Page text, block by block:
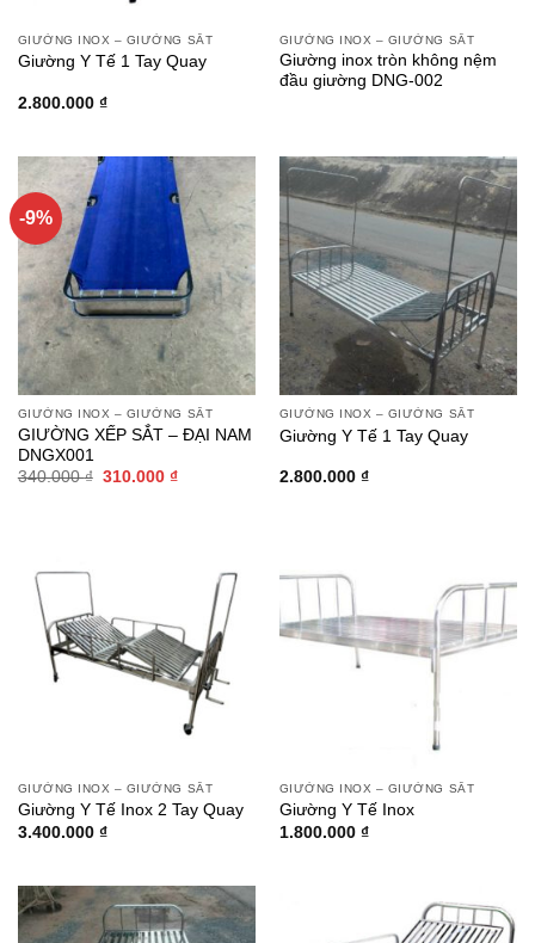
GIƯỜNG INOX – GIƯỜNG SẮT
Giường Y Tế 1 Tay Quay
2.800.000 ₫
GIƯỜNG INOX – GIƯỜNG SẮT
Giường inox tròn không nệm
đầu giường DNG-002
-9%
GIƯỜNG INOX – GIƯỜNG SẮT
GIƯỜNG XẾP SẮT – ĐẠI NAM
DNGX001
340.000₫ Giá
310.000 ₫Giá
GIƯỜNG INOX – GIƯỜNG SẮT
Giường Y Tế 1 Tay Quay
2.800.000 ₫
GIƯỜNG INOX – GIƯỜNG SẮT
Giường Y Tế Inox 2 Tay Quay
3.400.000 ₫
GIƯỜNG INOX – GIƯỜNG SẮT
Giường Y Tế Inox
1.800.000 ₫